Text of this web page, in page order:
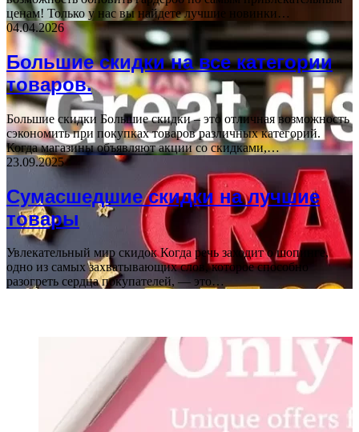
ценам! Только у нас вы найдете лучшие новинки…
04.04.2026
Большие скидки на все категории
товаров.
Большие скидки Большие скидки – это отличная возможность
сэкономить при покупках товаров различных категорий.
Когда магазины объявляют акции со скидками,…
23.09.2025
Сумасшедшие скидки на лучшие
товары
Увлекательный мир скидок Когда речь заходит о шопинге,
одно из самых захватывающих слов, которое способно
разогреть сердца покупателей, — это…